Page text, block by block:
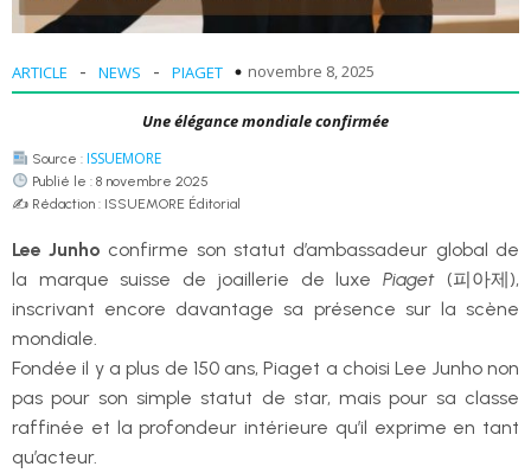
ARTICLE - NEWS - PIAGET novembre 8, 2025
Une élégance mondiale confirmée
Source : ISSUEMORE
Publié le : 8 novembre 2025
✍️ Rédaction : ISSUEMORE Éditorial
Lee Junho confirme son statut d’ambassadeur global de
la marque suisse de joaillerie de luxe Piaget (피아제),
inscrivant encore davantage sa présence sur la scène
mondiale.
Fondée il y a plus de 150 ans, Piaget a choisi Lee Junho non
pas pour son simple statut de star, mais pour sa classe
raffinée et la profondeur intérieure qu’il exprime en tant
qu’acteur.